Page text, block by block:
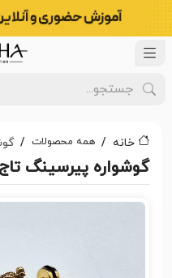
خانه همه محصولات
گوشواره پیرسینگ تاج